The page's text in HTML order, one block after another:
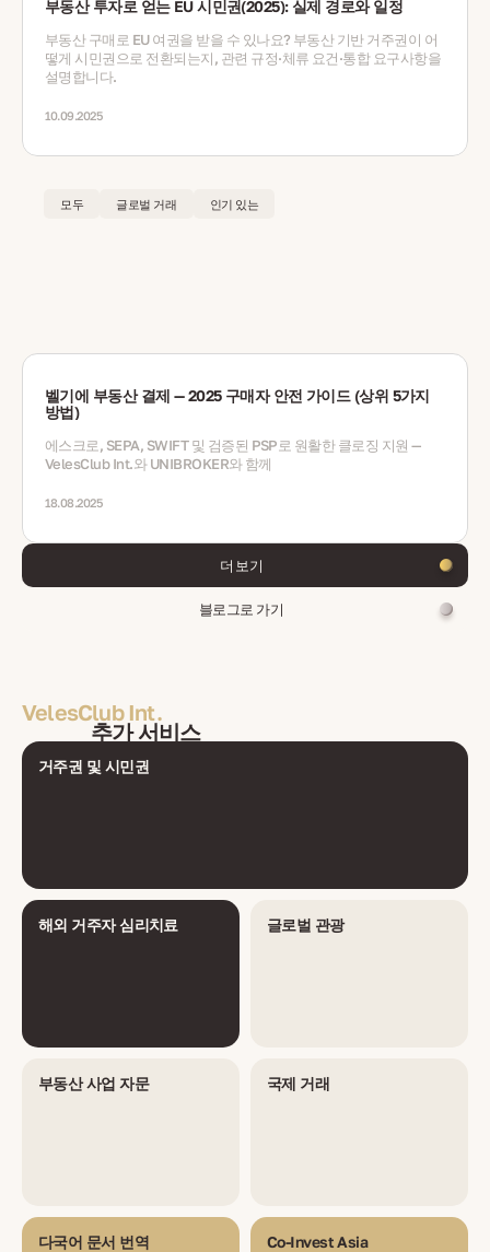
부동산 투자로 얻는 EU 시민권(2025): 실제 경로와 일정
부동산 구매로 EU 여권을 받을 수 있나요? 부동산 기반 거주권이 어
떻게 시민권으로 전환되는지, 관련 규정·체류 요건·통합 요구사항을
설명합니다.
10.09.2025
모두 글로벌 거래 인기 있는
벨기에 부동산 결제 — 2025 구매자 안전 가이드 (상위 5가지
방법)
에스크로, SEPA, SWIFT 및 검증된 PSP로 원활한 클로징 지원 —
VelesClub Int.와 UNIBROKER와 함께
18.08.2025
더 보기
블로그로 가기
VelesClub Int.
추가 서비스
거주권 및 시민권
해외 거주자 심리치료 글로벌 관광
부동산 사업 자문 국제 거래
다국어 문서 번역 Co-Invest Asia